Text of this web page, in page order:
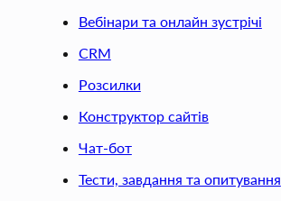
Вебінари та онлайн зустрічі
CRM
Розсилки
Конструктор сайтів
Чат-бот
Тести, завдання та опитування